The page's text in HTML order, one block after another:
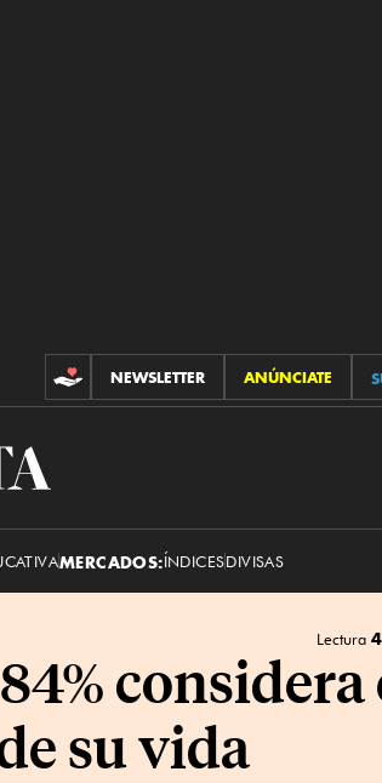
CONTRIBUCIONES
NEWSLETTER ANÚNCIATE
MERCADOS:ÍNDICESDIVISAS
Lectura
considera
su vida